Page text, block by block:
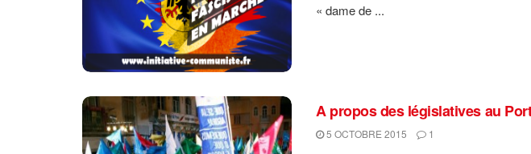
« dame de ...
A propos des législatives au
5 OCTOBRE 2015 1